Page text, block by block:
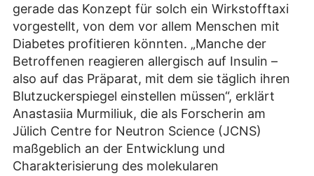
gerade das Konzept für solch ein Wirkstofftaxi
vorgestellt, von dem vor allem Menschen mit
Diabetes profitieren könnten. „Manche der
Betroffenen reagieren allergisch auf Insulin –
also auf das Präparat, mit dem sie täglich ihren
Blutzuckerspiegel einstellen müssen“, erklärt
Anastasiia Murmiliuk, die als Forscherin am
Jülich Centre for Neutron Science (JCNS)
maßgeblich an der Entwicklung und
Charakterisierung des molekularen